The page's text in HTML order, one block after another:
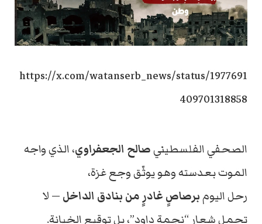
https://x.com/watanserb_news/status/1977691
409701318858
الصحفي الفلسطينيصالح الجعفراوي، الذي واجه
الموت بعدسته وهو يوثّق وجع غزة،
رحل اليومبرصاصٍ غادرٍ من بنادق الداخل — لا
تحمل شعار “نجمة داود”، بل توقيع الخيانة.